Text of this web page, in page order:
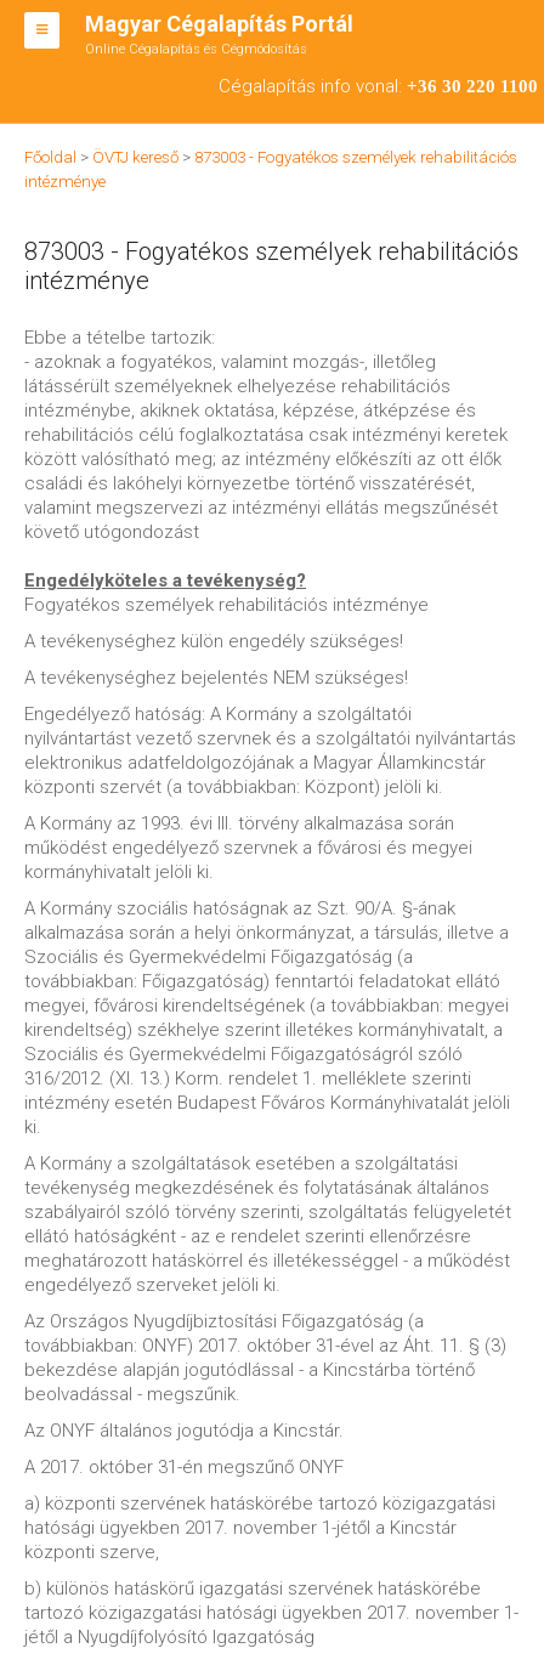
Magyar Cégalapítás Portál
Online Cégalapítás és Cégmódosítás
Cégalapítás info vonal: +36 30 220 1100
BT ALAPÍTÁS
RT ALAPÍTÁS
ÁTALAKULÁS
ENGEDÉLYKÖTELES
IRODÁK
Főoldal > ÖVTJ kereső > 873003 - Fogyatékos személyek rehabilitációs
intézménye
873003 - Fogyatékos személyek rehabilitációs
intézménye
Ebbe a tételbe tartozik:
- azoknak a fogyatékos, valamint mozgás-, illetőleg
látássérült személyeknek elhelyezése rehabilitációs
intézménybe, akiknek oktatása, képzése, átképzése és
rehabilitációs célú foglalkoztatása csak intézményi keretek
között valósítható meg; az intézmény előkészíti az ott élők
családi és lakóhelyi környezetbe történő visszatérését,
valamint megszervezi az intézményi ellátás megszűnését
követő utógondozást
Engedélyköteles a tevékenység?
Fogyatékos személyek rehabilitációs intézménye
A tevékenységhez külön engedély szükséges!
A tevékenységhez bejelentés NEM szükséges!
Engedélyező hatóság: A Kormány a szolgáltatói
nyilvántartást vezető szervnek és a szolgáltatói nyilvántartás
elektronikus adatfeldolgozójának a Magyar Államkincstár
központi szervét (a továbbiakban: Központ) jelöli ki.
A Kormány az 1993. évi III. törvény alkalmazása során
működést engedélyező szervnek a fővárosi és megyei
kormányhivatalt jelöli ki.
A Kormány szociális hatóságnak az Szt. 90/A. §-ának
alkalmazása során a helyi önkormányzat, a társulás, illetve a
Szociális és Gyermekvédelmi Főigazgatóság (a
továbbiakban: Főigazgatóság) fenntartói feladatokat ellátó
megyei, fővárosi kirendeltségének (a továbbiakban: megyei
kirendeltség) székhelye szerint illetékes kormányhivatalt, a
Szociális és Gyermekvédelmi Főigazgatóságról szóló
316/2012. (XI. 13.) Korm. rendelet 1. melléklete szerinti
intézmény esetén Budapest Főváros Kormányhivatalát jelöli
ki.
A Kormány a szolgáltatások esetében a szolgáltatási
tevékenység megkezdésének és folytatásának általános
szabályairól szóló törvény szerinti, szolgáltatás felügyeletét
ellátó hatóságként - az e rendelet szerinti ellenőrzésre
meghatározott hatáskörrel és illetékességgel - a működést
engedélyező szerveket jelöli ki.
Az Országos Nyugdíjbiztosítási Főigazgatóság (a
továbbiakban: ONYF) 2017. október 31-ével az Áht. 11. § (3)
bekezdése alapján jogutódlással - a Kincstárba történő
beolvadással - megszűnik.
Az ONYF általános jogutódja a Kincstár.
A 2017. október 31-én megszűnő ONYF
a) központi szervének hatáskörébe tartozó közigazgatási
hatósági ügyekben 2017. november 1-jétől a Kincstár
központi szerve,
b) különös hatáskörű igazgatási szervének hatáskörébe
tartozó közigazgatási hatósági ügyekben 2017. november 1-
jétől a Nyugdíjfolyósító Igazgatóság